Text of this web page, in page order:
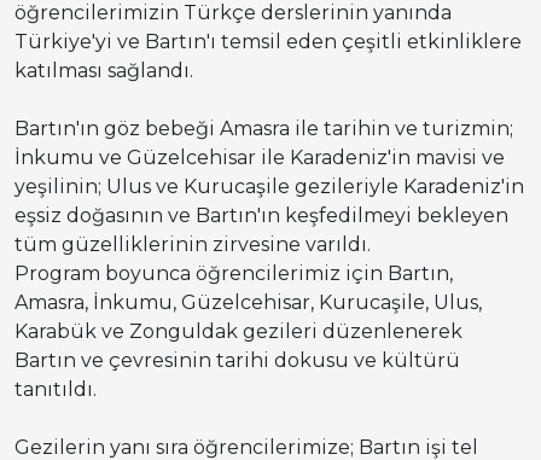
öğrencilerimizin Türkçe derslerinin yanında
Türkiye'yi ve Bartın'ı temsil eden çeşitli etkinliklere
katılması sağlandı.
Bartın'ın göz bebeği Amasra ile tarihin ve turizmin;
İnkumu ve Güzelcehisar ile Karadeniz'in mavisi ve
yeşilinin; Ulus ve Kurucaşile gezileriyle Karadeniz'in
eşsiz doğasının ve Bartın'ın keşfedilmeyi bekleyen
tüm güzelliklerinin zirvesine varıldı.
Program boyunca öğrencilerimiz için Bartın,
Amasra, İnkumu, Güzelcehisar, Kurucaşile, Ulus,
Karabük ve Zonguldak gezileri düzenlenerek
Bartın ve çevresinin tarihi dokusu ve kültürü
tanıtıldı.
Gezilerin yanı sıra öğrencilerimize; Bartın işi tel